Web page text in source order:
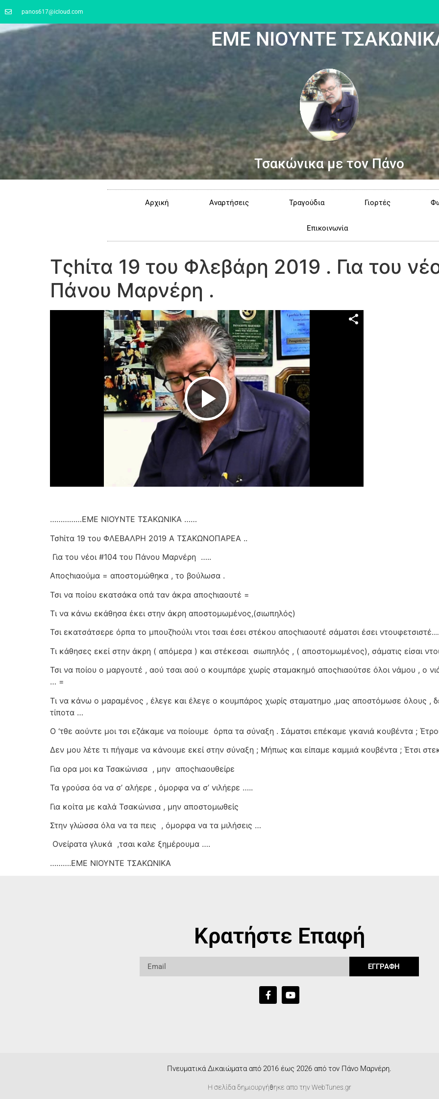
panos617@icloud.com
ΕΜΕ ΝΙΟΥΝΤΕ
Τσακώνικα με τον Πάνο
Αρχική Αναρτήσεις Τραγούδια Γιορτές
Επικοινωνία
Τςhίτα 19 του Φλεβάρη 2019 . Για του
Πάνου Μαρνέρη .
Play Video
……………ΕΜΕ ΝΙΟΥΝΤΕ ΤΣΑΚΩΝΙΚΑ ……
Τσhίτα 19 του ΦΛΕΒΑΛΡΗ 2019 Α ΤΣΑΚΩΝΟΠΑΡΕΑ ..
Για του νέοι #104 του Πάνου Μαρνέρη …..
Αποςhιαούμα = αποστομώθηκα , το βούλωσα .
Τσι να ποίου εκατσάκα οπά ταν άκρα αποςhιαουτέ =
Τι να κάνω εκάθησα έκει στην άκρη αποστομωμένος,(σιωπηλός)
Τσι εκατσάτσερε όρπα το μπουζhούλι ντοι τσαι έσει στέκου αποςhιαουτέ σάματσι έσει
Τι κάθησες εκεί στην άκρη ( απόμερα ) και στέκεσαι σιωπηλός , ( αποστομωμένος), σάματις είσαι
Τσι να ποίου ο μαργουτέ , αού τσαι αού ο κουμπάρε χωρίς σταμακημό αποςhιαούτσε όλοι νάμου , ο
… =
Τι να κάνω ο μαραμένος , έλεγε και έλεγε ο κουμπάρος χωρίς σταματημο ,μας αποστόμωσε όλους ,
τίποτα …
Ο ‘τθε αούντε μοι τσι εζάκαμε να ποίουμε όρπα τα σύναξη . Σάματσι επέκαμε γκανιά κουβέντα ;
Δεν μου λέτε τι πήγαμε να κάνουμε εκεί στην σύναξη ; Μήπως και είπαμε καμμιά κουβέντα ; Έτσι
Για ορα μοι κα Τσακώνισα , μην αποςhιαουθείρε
Τα γρούσα όα να σ’ αλήερε , όμορφα να σ’ νιλήερε …..
Για κοίτα με καλά Τσακώνισα , μην αποστομωθείς
Στην γλώσσα όλα να τα πεις , όμορφα να τα μιλήσεις …
Ονείρατα γλυκά ,τσαι καλε ξημέρουμα ….
……….ΕΜΕ ΝΙΟΥΝΤΕ ΤΣΑΚΩΝΙΚΑ
Κρατήστε Επαφή
ΕΓΓΡΑΦΗ
Πνευματικά Δικαιώματα από 2016 έως 2026 από τον Πάνο Μαρνέρη.
Η σελίδα δημιουργήθηκε απο τηνWebTunes.gr